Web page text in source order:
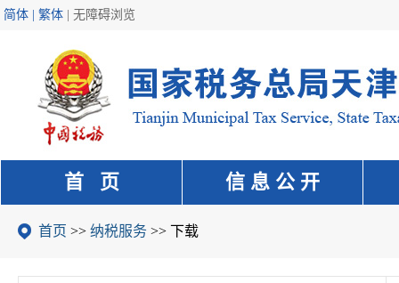
简体 | 繁体 无障碍浏览
首 页 信 息 公 开
首页 >> 纳税服务 >> 下载